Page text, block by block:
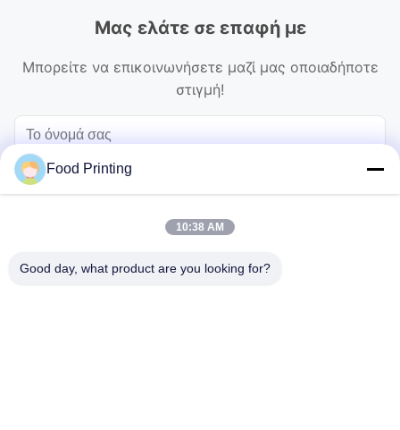
Μας ελάτε σε επαφή με
Μπορείτε να επικοινωνήσετε μαζί μας οποιαδήποτε
στιγμή!
Food Printing
10:38 AM
Good day, what product are you looking for?